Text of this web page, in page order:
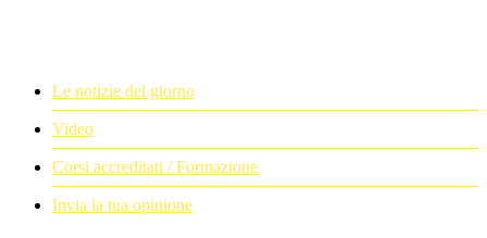
Le notizie del giorno
Video
Corsi accreditati / Formazione
Invia la tua opinione